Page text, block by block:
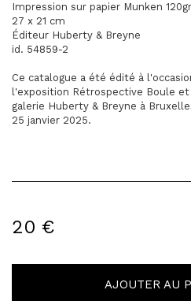
Impression sur papier Munken 120gr
27 x 21 cm
Éditeur Huberty & Breyne
id. 54859-2
Ce catalogue a été édité à
l'exposition Rétrospective Boule
galerie Huberty & Breyne à
25 janvier 2025.
20 €
AJOUTER AU